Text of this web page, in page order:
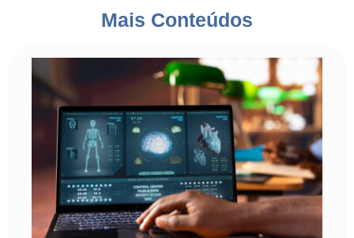
Mais Conteúdos